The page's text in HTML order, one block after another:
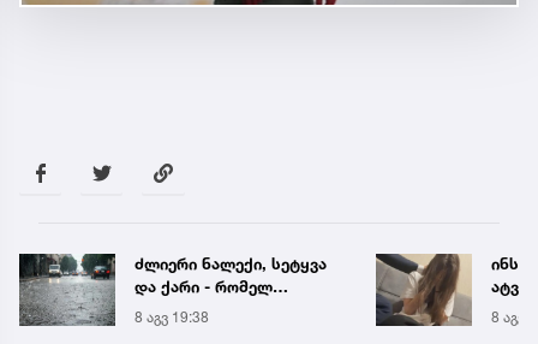
ძლიერი ნალექი, სეტყვა
და ქარი - რომელ
რეგიონს ემუქრება
წყალმოვარდნებისა და
8 აგვ 19:38 8 აგვ